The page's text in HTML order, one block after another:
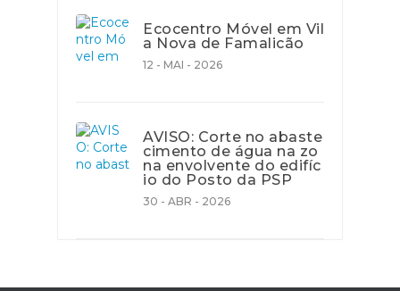
Ecocentro Móvel em Vil
a Nova de Famalicão
12 - MAI - 2026
AVISO: Corte no abaste
cimento de água na zo
na envolvente do edifíc
io do Posto da PSP
30 - ABR - 2026